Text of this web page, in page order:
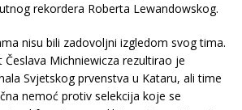
rekordera Roberta Lewandowskog.
nisu bili zadovoljni izgledom svog tima.
Michniewicza rezultirao je
Svjetskog prvenstva u Kataru, ali time
nemoć protiv selekcija koje se